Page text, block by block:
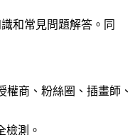
和常見問題解答。同
商、粉絲圈、插畫師、
檢測。